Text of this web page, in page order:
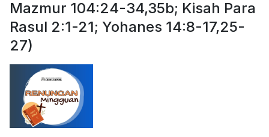
Mazmur 104:24-34,35b; Kisah Para
Rasul 2:1-21; Yohanes 14:8-17,25-
27)